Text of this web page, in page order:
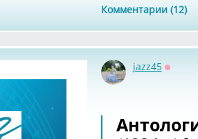
Комментарии (12)
jazz45